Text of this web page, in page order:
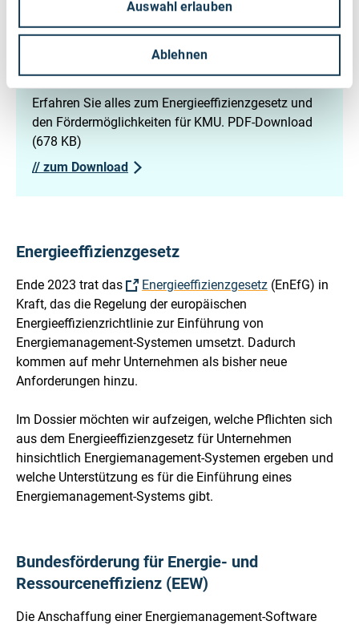
Auswahl erlauben
Ablehnen
DOSSIER
Energiemanagement-Systeme heben
Datenpotenziale
Erfahren Sie alles zum Energieeffizienzgesetz und
den Fördermöglichkeiten für KMU. PDF-Download
(678 KB)
// zum Download
Energieeffizienzgesetz
Ende 2023 trat das Energieeffizienzgesetz (EnEfG) in
Kraft, das die Regelung der europäischen
Energieeffizienzrichtlinie zur Einführung von
Energiemanagement-Systemen umsetzt. Dadurch
kommen auf mehr Unternehmen als bisher neue
Anforderungen hinzu.
Im Dossier möchten wir aufzeigen, welche Pflichten sich
aus dem Energieeffizienzgesetz für Unternehmen
hinsichtlich Energiemanagement-Systemen ergeben und
welche Unterstützung es für die Einführung eines
Energiemanagement-Systems gibt.
Bundesförderung für Energie- und
Ressourceneffizienz (EEW)
Die Anschaffung einer Energiemanagement-Software